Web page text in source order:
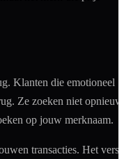
Klanten die emotioneel
Ze zoeken niet opnieuw
op jouw merknaam.
transacties. Het